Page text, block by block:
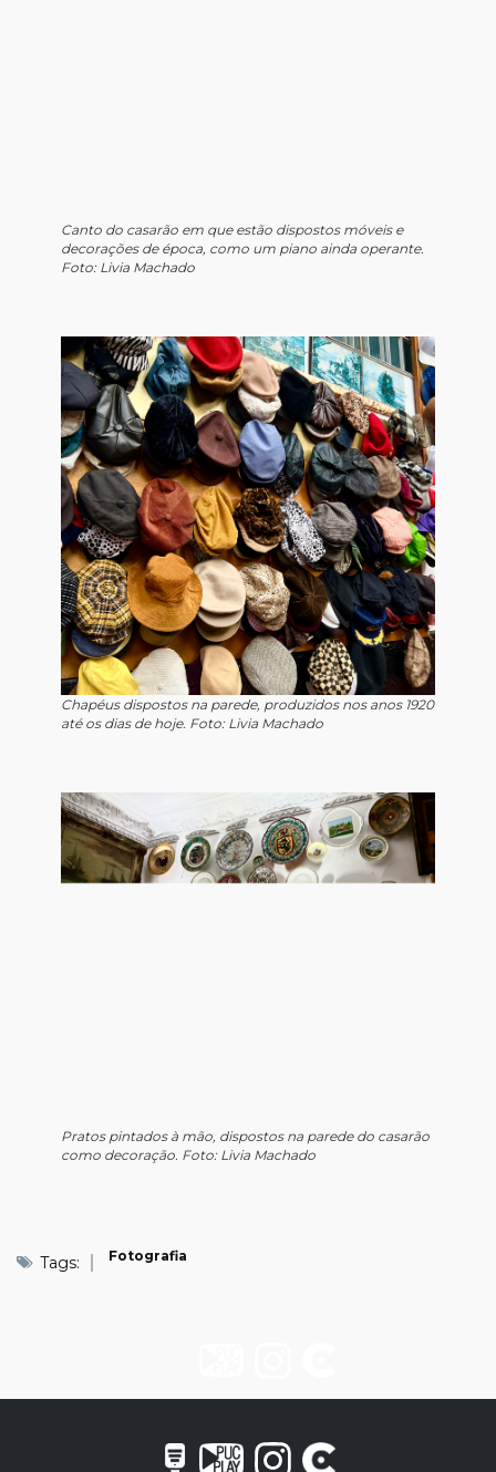
Canto do casarão em que estão dispostos móveis e
decorações de época, como um piano ainda operante.
Foto: Livia Machado
Chapéus dispostos na parede, produzidos nos anos 1920
até os dias de hoje. Foto: Livia Machado
Pratos pintados à mão, dispostos na parede do casarão
como decoração. Foto: Livia Machado
Tags: Fotografia